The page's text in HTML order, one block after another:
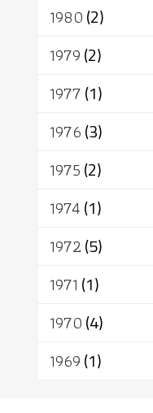
1980(2)
1979(2)
1977(1)
1976(3)
1975(2)
1974(1)
1972(5)
1971 (1)
1970(4)
1969(1)